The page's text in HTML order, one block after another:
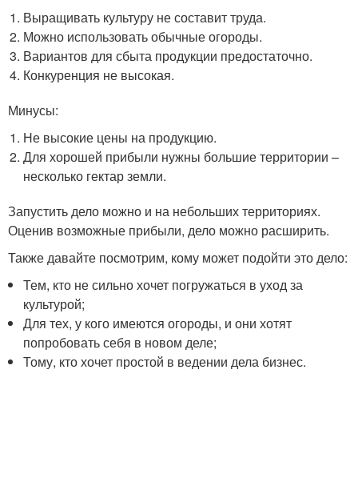
Выращивать культуру не составит труда.
Можно использовать обычные огороды.
Вариантов для сбыта продукции предостаточно.
Конкуренция не высокая.
Минусы:
Не высокие цены на продукцию.
Для хорошей прибыли нужны большие территории –
несколько гектар земли.
Запустить дело можно и на небольших территориях.
Оценив возможные прибыли, дело можно расширить.
Также давайте посмотрим, кому может подойти это дело:
Тем, кто не сильно хочет погружаться в уход за
культурой;
Для тех, у кого имеются огороды, и они хотят
попробовать себя в новом деле;
Тому, кто хочет простой в ведении дела бизнес.